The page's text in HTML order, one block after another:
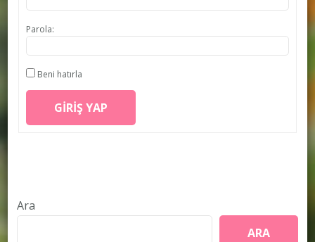
Parola:
Beni hatırla
GIRIŞ YAP
Ara
ARA